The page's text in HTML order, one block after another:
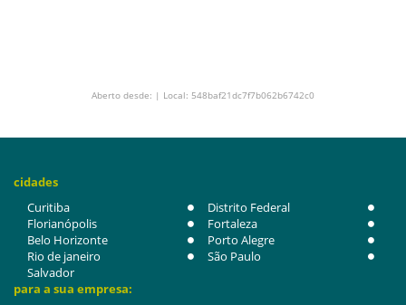
Aberto desde: | Local: 548baf21dc7f7b062b6742c0
cidades
Curitiba
Distrito Federal
Florianópolis
Fortaleza
Belo Horizonte
Porto Alegre
Rio de janeiro
São Paulo
Salvador
para a sua empresa: